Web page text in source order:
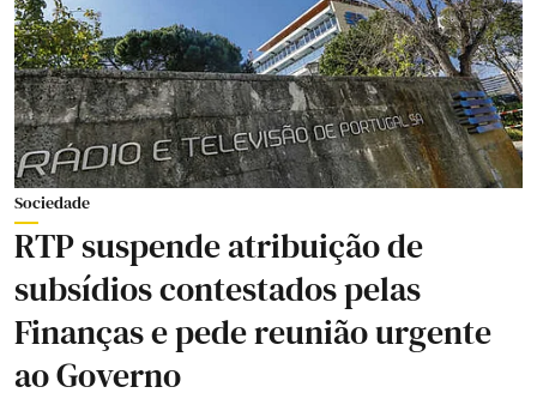
Sociedade
RTP suspende atribuição de
subsídios contestados pelas
Finanças e pede reunião urgente
ao Governo